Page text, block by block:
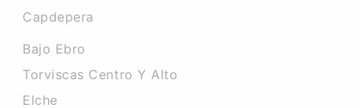
Capdepera
Bajo Ebro
Torviscas Centro Y Alto
Elche